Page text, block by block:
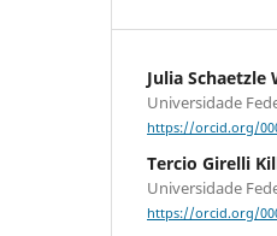
Julia Schaetzle
Universidade
https://orcid.org/
Tercio Girelli
Universidade
https://orcid.org/